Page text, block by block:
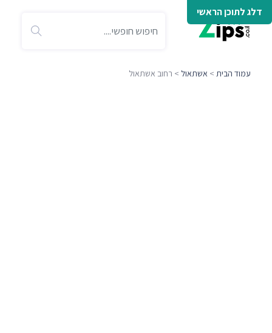
דלג לתוכן הראשי
עמוד הבית > אשתאול > רחוב אשתאול